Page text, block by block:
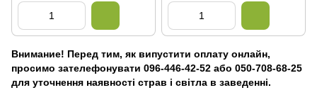
Внимание! Перед тим, як випустити оплату онлайн,
просимо зателефонувати 096-446-42-52 або 050-708-68-25
для уточнення наявності страв і світла в заведенні.